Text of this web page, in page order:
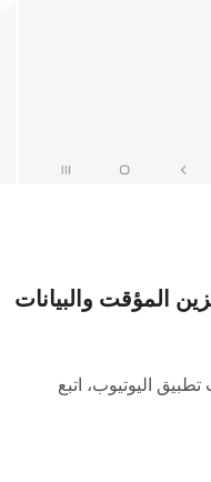
المؤقت والبيانات
اليوتيوب، اتبع